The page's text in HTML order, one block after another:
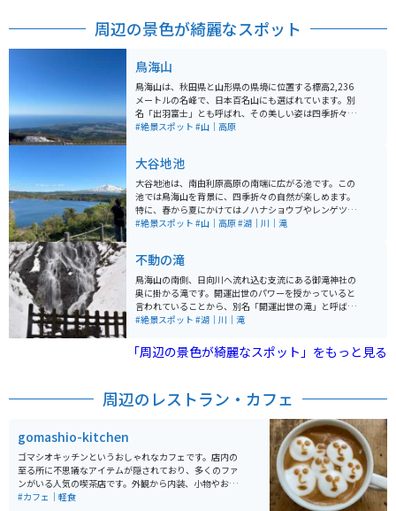
周辺の景色が綺麗なスポット
鳥海山
鳥海山は、秋田県と山形県の県境に位置する標高2,236
メートルの名峰で、日本百名山にも選ばれています。別
名「出羽富士」とも呼ばれ、その美しい姿は四季折々で
異なる表情を見せます。春から秋にかけては登山が楽し
海ブルーライン」は、海抜ゼロメートルから一気に1,10
0メートルまで駆け上がる道です。この道路からは日本海
や周辺の景色を一望でき、絶景ポイントが点在していま
す。5合目に位置する「鉾立展望台」からは、男鹿半島や
日本海に浮かぶ飛島などが一望でき、絶好の写真スポッ
#絶景スポット #山｜高原
大谷地池
大谷地池は、南由利原高原の南端に広がる池です。この
池では鳥海山を背景に、四季折々の自然が楽しめます。
特に、春から夏にかけてはノハナショウブやレンゲツツ
ジの群生が見られ、とても綺麗です。大谷地池の周辺に
スが設けられており、自転車をレンタルして高原の風を
感じながらのサイクリングも楽しめます。 さらに、池を
中心に広がるキャンプ場では、アウトドアを満喫するこ
とができます。鳥海山が「さかさ鳥海」として池に映り
込む美しい風景です。この絶景は写真撮影のスポットと
「コスモワールド」もあり、夜には満天の星空を楽しむ
ことができます。
#絶景スポット #山｜高原#湖｜川｜滝
不動の滝
鳥海山の南側、日向川へ流れ込む支流にある御滝神社の
奥に掛かる滝です。開運出世のパワーを授かっていると
言われていることから、別名「開運出世の滝」と呼ばれ
る落差約15mの滝です。せり出した岩肌を分岐しながら
#絶景スポット #湖｜川｜滝
「周辺の景色が綺麗なスポット」をもっと見る
周辺のレストラン・カフェ
gomashio-kitchen
ゴマシオキッチンというおしゃれなカフェです。店内の
至る所に不思議なアイテムが隠されており、多くのファ
ンがいる人気の喫茶店です。外観から内装、小物やお食
事まで全てにこだわりがあるお店は、一度行ったら何度
#カフェ｜軽食